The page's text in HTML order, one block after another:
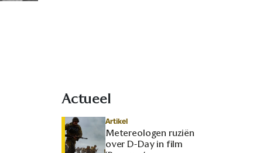
Actueel
Artikel
Metereologen ruziën
over D-Day in film